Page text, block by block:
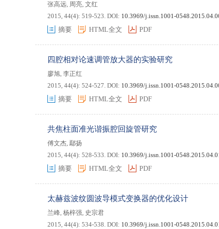
张高远, 周亮, 文红
2015, 44(4): 519-523. DOI: 10.3969/j.issn.1001-
摘要
HTML全文 PDF
四腔相对论速调管放大器的实验研究
廖旭, 李正红
2015, 44(4): 524-527. DOI: 10.3969/j.issn.1001-
摘要
HTML全文 PDF
共焦柱面准光谐振腔回旋管研究
傅文杰, 鄢扬
2015, 44(4): 528-533. DOI: 10.3969/j.issn.1001-
摘要
HTML全文 PDF
太赫兹波纹圆波导模式变换器的优化设计
兰峰, 杨梓强, 史宗君
2015, 44(4): 534-538. DOI: 10.3969/j.issn.1001-